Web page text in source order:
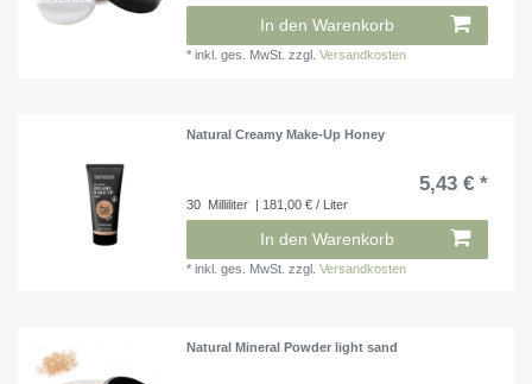
In den Warenkorb
*inkl. ges. MwSt. zzgl.Versandkosten
Natural Creamy Make-Up Honey
5,43 € *
30 Milliliter | 181,00 € / Liter
In den Warenkorb
*inkl. ges. MwSt. zzgl.Versandkosten
Natural Mineral Powder light sand